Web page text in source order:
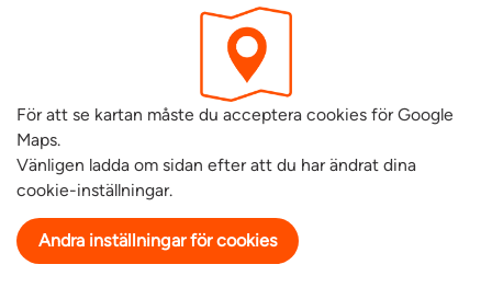
För att se kartan måste du acceptera cookies för Google
Maps.
Vänligen ladda om sidan efter att du har ändrat dina
cookie-inställningar.
Andra inställningar för cookies